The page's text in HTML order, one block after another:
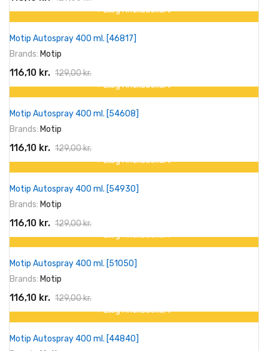
På tilbud!
-10%
+ Læg I Indkøbskurv
Motip Autospray 400 ml. [46817]
Brands: Motip
116,10 kr. 129,00 kr.
På tilbud!
-10%
+ Læg I Indkøbskurv
Motip Autospray 400 ml. [54608]
Brands: Motip
116,10 kr. 129,00 kr.
På tilbud!
-10%
+ Læg I Indkøbskurv
Motip Autospray 400 ml. [54930]
Brands: Motip
116,10 kr. 129,00 kr.
På tilbud!
-10%
+ Læg I Indkøbskurv
Motip Autospray 400 ml. [51050]
Brands: Motip
116,10 kr. 129,00 kr.
På tilbud!
-10%
+ Læg I Indkøbskurv
Motip Autospray 400 ml. [44840]